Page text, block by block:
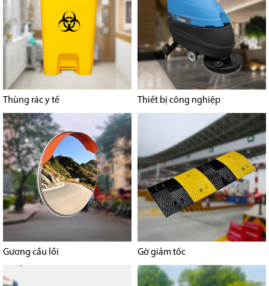
Thùng rác y tế Thiết bị công nghiệp
Gương cầu lồi Gờ giảm tốc